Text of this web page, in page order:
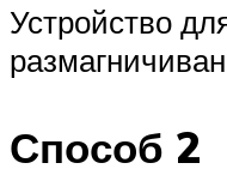
Устройство
Способ 2